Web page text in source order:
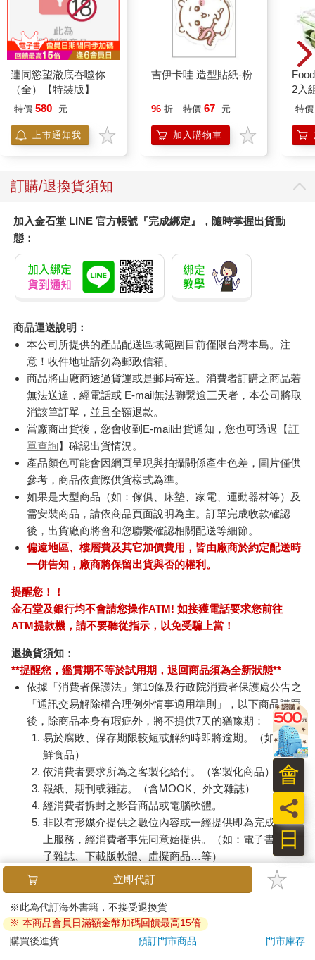
連同慾望澈底吞噬你
（全）【特裝版】
特價 580 元
上市通知我
吉伊卡哇 造型貼紙-粉
96 折 特價 67 元
加入購物車
2入
特價
訂購/退換貨須知
加入金石堂 LINE 官方帳號『完成綁定』，隨時掌握出貨動
態：
商品運送說明：
本公司所提供的產品配送區域範圍目前僅限台灣本島。注
意！收件地址請勿為郵政信箱。
商品將由廠商透過貨運或是郵局寄送。消費者訂購之商品若
無法送達，經電話或 E-mail無法聯繫逾三天者，本公司將取
消該筆訂單，並且全額退款。
當廠商出貨後，您會收到E-mail出貨通知，您也可透過【訂
單查詢】確認出貨情況。
產品顏色可能會因網頁呈現與拍攝關係產生色差，圖片僅供
參考，商品依實際供貨樣式為準。
如果是大型商品（如：傢俱、床墊、家電、運動器材等）及
需安裝商品，請依商品頁面說明為主。訂單完成收款確認
後，出貨廠商將會和您聯繫確認相關配送等細節。
偏遠地區、樓層費及其它加價費用，皆由廠商於約定配送時
一併告知，廠商將保留出貨與否的權利。
提醒您！！
金石堂及銀行均不會請您操作ATM! 如接獲電話要求您前往
ATM提款機，請不要聽從指示，以免受騙上當！
退換貨須知：
**提醒您，鑑賞期不等於試用期，退回商品須為全新狀態**
依據「消費者保護法」第19條及行政院消費者保護處公告之
「通訊交易解除權合理例外情事適用準則」，以下商品購買
後，除商品本身有瑕疵外，將不提供7天的猶豫期：
易於腐敗、保存期限較短或解約時即將逾期。（如：生
鮮食品）
依消費者要求所為之客製化給付。（客製化商品）
報紙、期刊或雜誌。（含MOOK、外文雜誌）
經消費者拆封之影音商品或電腦軟體。
非以有形媒介提供之數位內容或一經提供即為完成之線
上服務，經消費者事先同意始提供。（如：電子書、電
子雜誌、下載版軟體、虛擬商品…等）
已拆封之個人衛生用品。（如：內衣褲、刮鬍刀、除毛
若非上列種類商品，均享有到貨7天的猶豫期（含例假
日）。
辦理退換貨時，商品（組合商品恕無法接受單獨退貨）必須
立即代訂
※此為代訂海外書籍，不接受退換貨
※ 本商品會員日滿額金幣加碼回饋最高15倍
購買後進貨
預訂門市商品 門市庫存
日
員
會